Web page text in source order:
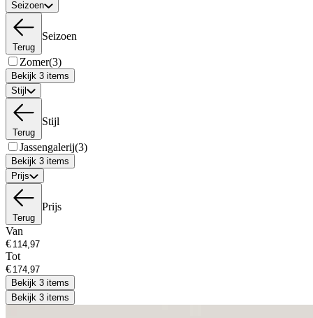
Seizoen
Terug
Seizoen
Zomer(3)
Bekijk 3 items
Stijl
Terug
Stijl
Jassengalerij(3)
Bekijk 3 items
Prijs
Terug
Prijs
Van
€
Tot
€
Bekijk 3 items
Bekijk 3 items